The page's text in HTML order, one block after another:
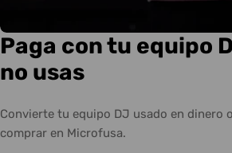
Paga con tu equipo
no usas
Convierte tu equipo DJ usado en dinero
comprar en Microfusa.